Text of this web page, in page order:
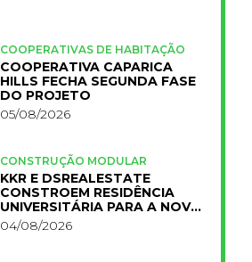
COOPERATIVAS DE HABITAÇÃO
COOPERATIVA CAPARICA
HILLS FECHA SEGUNDA FASE
DO PROJETO
05/08/2026
CONSTRUÇÃO MODULAR
KKR E DSREALESTATE
CONSTROEM RESIDÊNCIA
UNIVERSITÁRIA PARA A NOVA
FCT
04/08/2026